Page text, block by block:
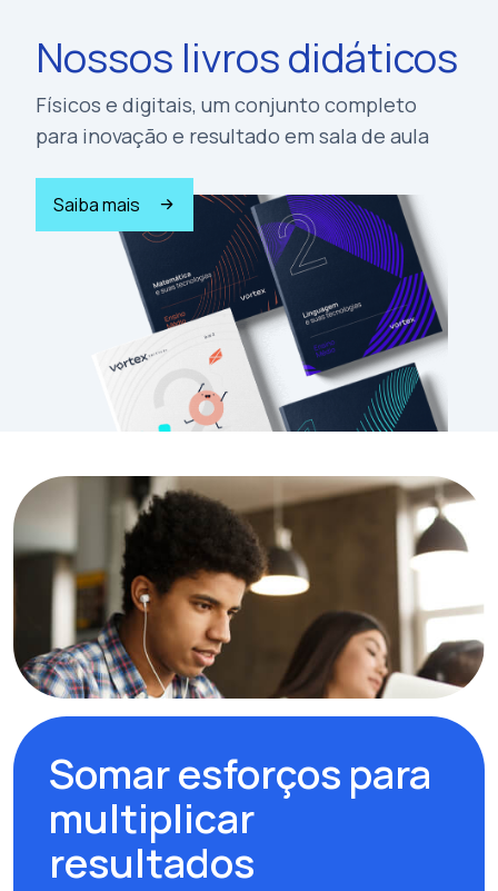
Nossos livros didáticos
Físicos e digitais, um conjunto completo
para inovação e resultado em sala de aula
Saiba mais
Somar esforços para
multiplicar
resultados